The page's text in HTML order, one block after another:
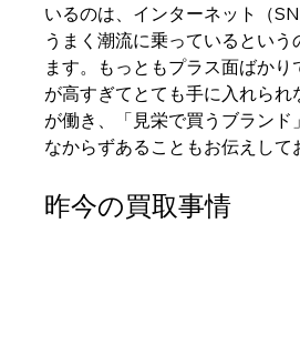
いるのは、インターネット（
うまく潮流に乗っているという
ます。もっともプラス面ばか
が高すぎてとても手に入れられ
が働き、「見栄で買うブランド
なからずあることもお伝えして
昨今の買取事情